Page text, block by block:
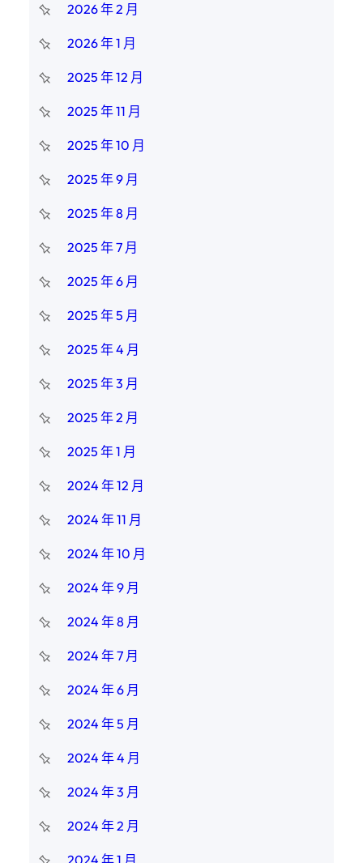
2026 年 2 月
2026 年 1 月
2025 年 12 月
2025 年 11 月
2025 年 10 月
2025 年 9 月
2025 年 8 月
2025 年 7 月
2025 年 6 月
2025 年 5 月
2025 年 4 月
2025 年 3 月
2025 年 2 月
2025 年 1 月
2024 年 12 月
2024 年 11 月
2024 年 10 月
2024 年 9 月
2024 年 8 月
2024 年 7 月
2024 年 6 月
2024 年 5 月
2024 年 4 月
2024 年 3 月
2024 年 2 月